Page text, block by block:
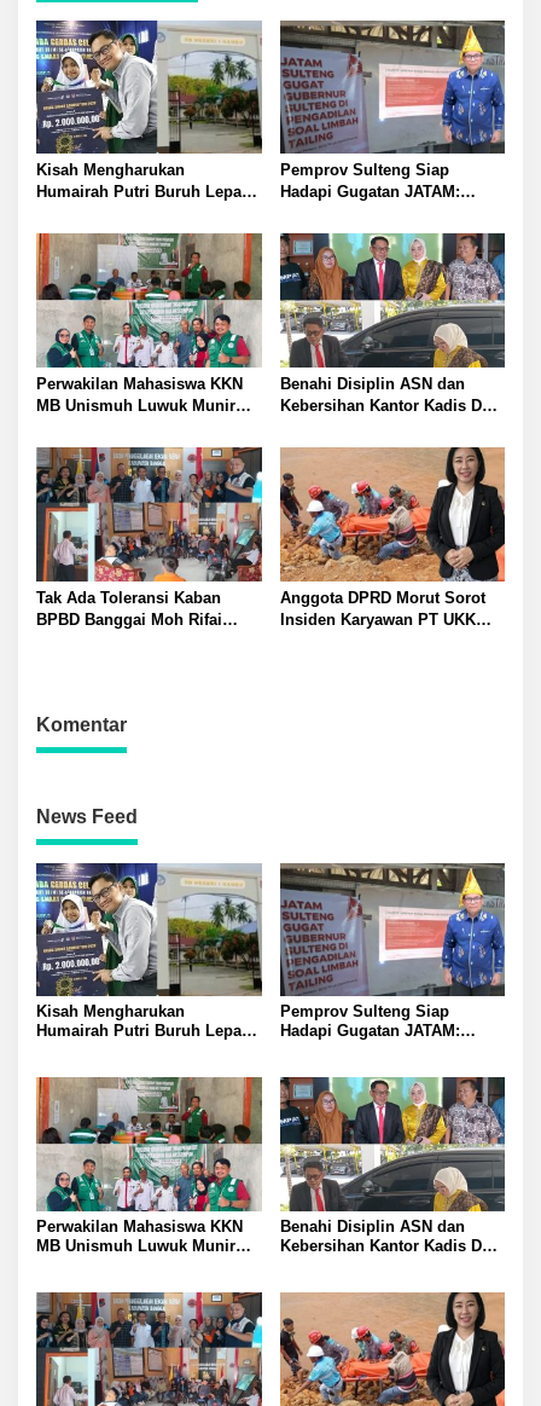
Kisah Mengharukan
Humairah Putri Buruh Lepas
Meraih Juara II Pidato Bahasa
Inggris
Pemprov Sulteng Siap
Hadapi Gugatan JATAM:
Lingkungan Akibat Limbah
B3 PT QMB dan Berkah
Morowali Sejahtera
Perwakilan Mahasiswa KKN
MB Unismuh Luwuk Munir
di Desa Lontos Tingkatkan
Kesadaran Hukum Masyarakat
Benahi Disiplin ASN dan
Kebersihan Kantor Kadis DLH
Pettasiri Siapkan Nomor Unit
Reaksi Cepat Penanganan
Sampah
Tak Ada Toleransi Kaban
BPBD Banggai Moh Rifai
Anggota DPRD Morut Sorot
Insiden Karyawan PT UKK
Komentar
News Feed
Kisah Mengharukan
Humairah Putri Buruh Lepas
Inggris
Pemprov Sulteng Siap
Hadapi Gugatan JATAM:
B3 PT QMB dan Berkah
Morowali Sejahtera
Perwakilan Mahasiswa KKN
MB Unismuh Luwuk Munir
Kesadaran Hukum Masyarakat
Benahi Disiplin ASN dan
Kebersihan Kantor Kadis DLH
Reaksi Cepat Penanganan
Sampah